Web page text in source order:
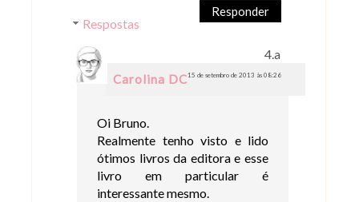
Responder
Respostas
Carolina DC15 de setembro de 2013 às 08:26
Oi Bruno.
Realmente tenho visto e lido
ótimos livros da editora e esse
livro em particular é
interessante mesmo.